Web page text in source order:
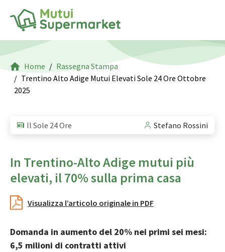
Home
Rassegna Stampa
Trentino Alto Adige Mutui Elevati Sole 24 Ore Ottobre
2025
Il Sole 24 Ore Stefano Rossini
In Trentino-Alto Adige mutui più
elevati, il 70% sulla prima casa
Visualizza l’articolo originale in PDF
Domanda in aumento del 20% nei primi sei mesi:
6,5 milioni di contratti attivi